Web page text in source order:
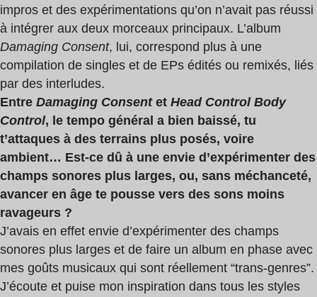
impros et des expérimentations qu’on n’avait pas réussi
à intégrer aux deux morceaux principaux. L’album
Damaging Consent, lui, correspond plus à une
compilation de singles et de EPs édités ou remixés, liés
par des interludes.
Entre Damaging Consentet Head Control Body
Control, le tempo général a bien baissé, tu
t’attaques à des terrains plus posés, voire
ambient… Est-ce dû à une envie d’expérimenter des
champs sonores plus larges, ou, sans méchanceté,
avancer en âge te pousse vers des sons moins
ravageurs ?
J’avais en effet envie d’expérimenter des champs
sonores plus larges et de faire un album en phase avec
mes goûts musicaux qui sont réellement “trans-genres”.
J’écoute et puise mon inspiration dans tous les styles